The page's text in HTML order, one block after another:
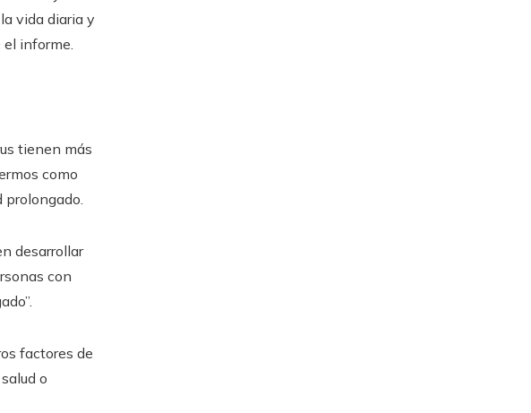
vida diaria y
el informe.
tienen más
como
prolongado.
desarrollar
con
factores de
o